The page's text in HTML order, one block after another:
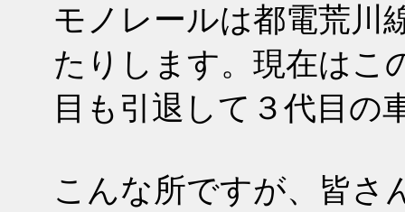
モノレールは都電荒川
たりします。現在はこ
目も引退して３代目の
こんな所ですが、皆さ